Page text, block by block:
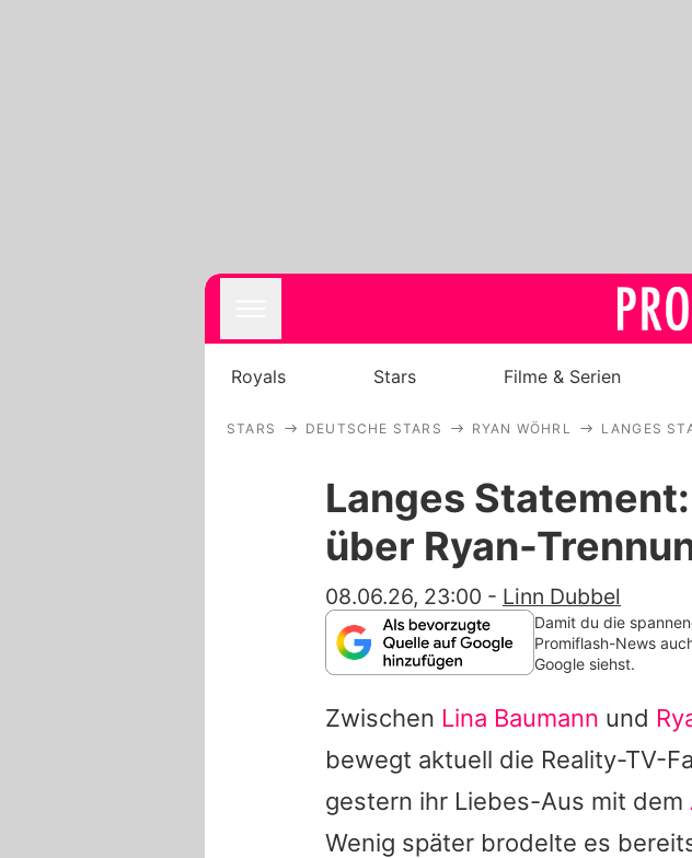
Alle
Royals Stars Filme & Serien
STARS DEUTSCHE STARS RYAN WÖHRL LANGES
Langes
über Ryan-
08.06.26, 23:00 - Linn Dubbel
Damit du die
Promiflash-News
Google siehst.
Zwischen Lina Baumann und
bewegt aktuell die Reality-TV-
gestern ihr Liebes-Aus mit dem
Wenig später brodelte es